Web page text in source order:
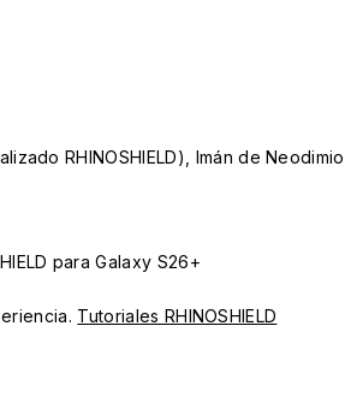
RHINOSHIELD), Imán de Neodimio
para Galaxy S26+
Tutoriales RHINOSHIELD